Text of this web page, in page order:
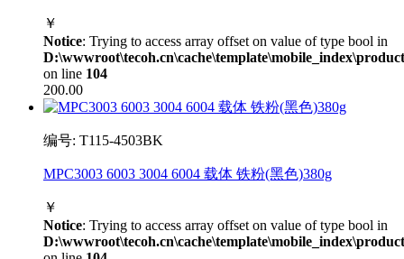
￥
Notice: Trying to access array offset on value of type bool in
on line 104
200.00
编号: T115-4503BK
MPC3003 6003 3004 6004 载体 铁粉(黑色)380g
￥
Notice: Trying to access array offset on value of type bool in